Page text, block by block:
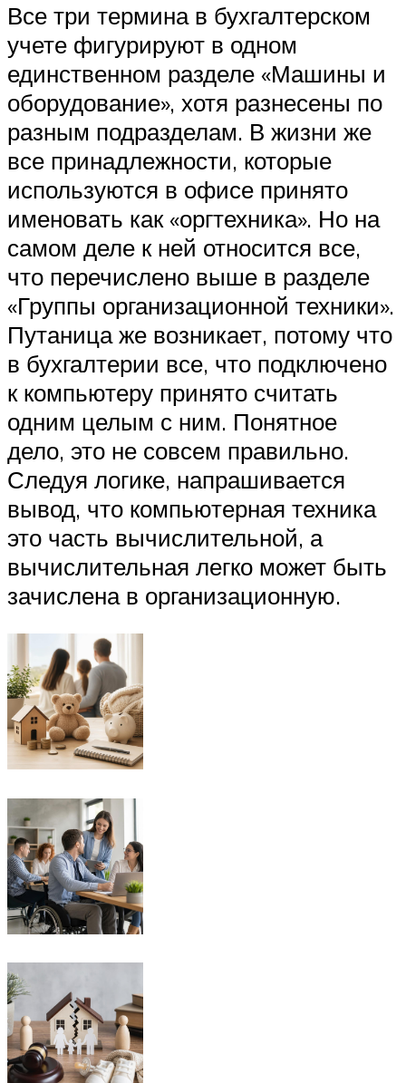
Все три термина в бухгалтерском
учете фигурируют в одном
единственном разделе «Машины и
оборудование», хотя разнесены по
разным подразделам. В жизни же
все принадлежности, которые
используются в офисе принято
именовать как «оргтехника». Но на
самом деле к ней относится все,
что перечислено выше в разделе
«Группы организационной техники».
Путаница же возникает, потому что
в бухгалтерии все, что подключено
к компьютеру принято считать
одним целым с ним. Понятное
дело, это не совсем правильно.
Следуя логике, напрашивается
вывод, что компьютерная техника
это часть вычислительной, а
вычислительная легко может быть
зачислена в организационную.